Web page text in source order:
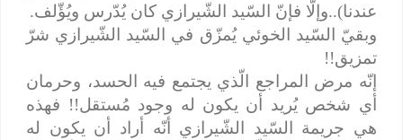
عندنا)..وإلّا فإنّ السّيد الشّيرازي كان يُدّرس ويُؤّلف.
وبقيّ السّيد الخوئي يُمزّق في السّيد الشّيرازي شرّ
تمزيق!!
إنّه مرض المراجع الّذي يجتمع فيه الحسد، وحرمان
أي شخص يُريد أن يكون له وجود مُستقل!! فهذه
هي جريمة السّيد الشّيرازي أنّه أراد أن يكون له